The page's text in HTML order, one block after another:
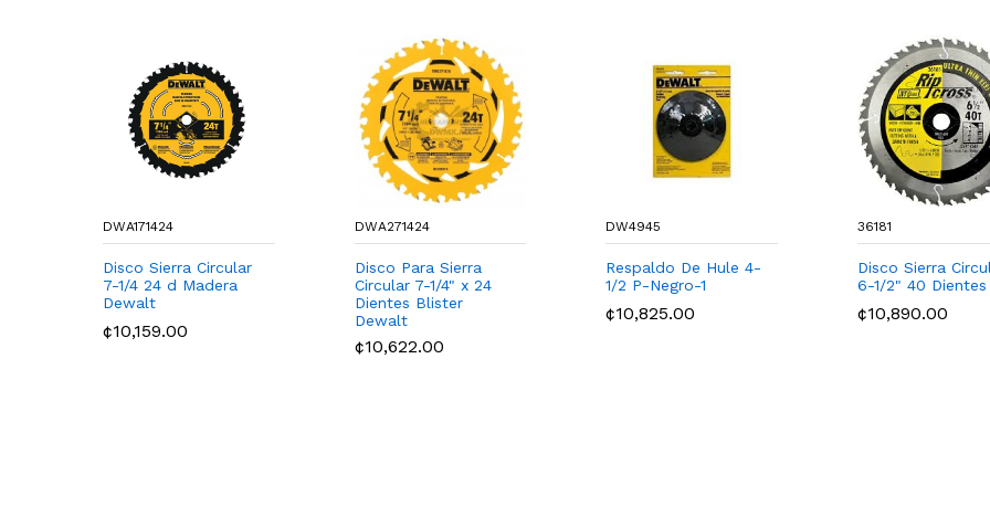
DWA171424
Disco Sierra Circular
7-1/4 24 d Madera
Dewalt
¢10,159.00
DWA271424
Disco Para Sierra
Circular 7-1/4" x 24
Dientes Blister
Dewalt
¢10,622.00
DW4945
Respaldo De Hule 4-
1/2 P-Negro-1
¢10,825.00
36181
Disco Sierra
6-1/2" 40 Dientes
¢10,890.00